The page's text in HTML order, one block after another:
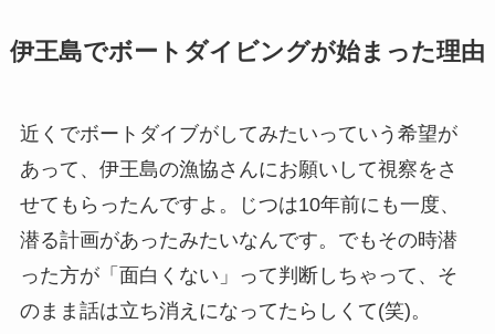
伊王島でボートダイビングが始まった理由
近くでボートダイブがしてみたいっていう希望が
あって、伊王島の漁協さんにお願いして視察をさ
せてもらったんですよ。じつは10年前にも一度、
潜る計画があったみたいなんです。でもその時潜
った方が「面白くない」って判断しちゃって、そ
のまま話は立ち消えになってたらしくて(笑)。